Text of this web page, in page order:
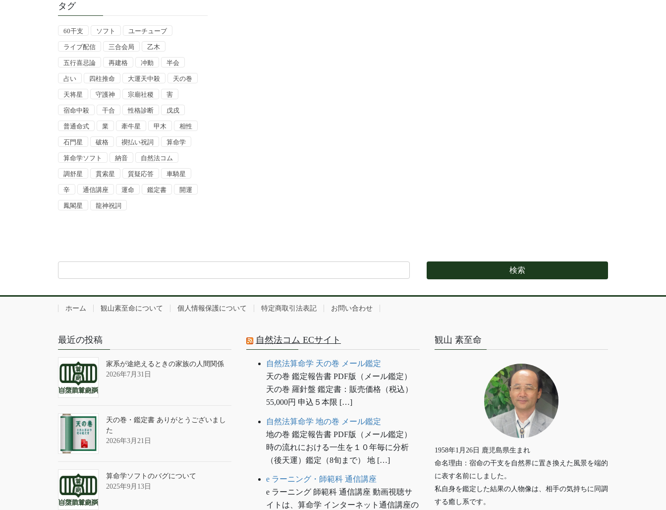
タグ
60干支 ソフト ユーチューブ
ライブ配信 三合会局 乙木
五行喜忌論 再建格 冲動 半会
占い 四柱推命 大運天中殺 天の巻
天将星 守護神 宗廟社稷 害
宿命中殺 干合 性格診断 戊戌
普通命式 業 牽牛星 甲木 相性
石門星 破格 禊払い祝詞 算命学
算命学ソフト 納音 自然法コム
調舒星 貫索星 質疑応答 車騎星
辛 通信講座 運命 鑑定書 開運
鳳閣星 龍神祝詞
ホーム 観山素至命について 個人情報保護について 特定商取引法表記 お問い合わせ
最近の投稿
家系が途絶えるときの家族の人間関係
2026年7月31日
天の巻・鑑定書 ありがとうございまし
た
2026年3月21日
算命学ソフトのバグについて
2025年9月13日
自然法コム ECサイト
自然法算命学 天の巻 メール鑑定
天の巻 鑑定報告書 PDF版（メール鑑定）
天の巻 羅針盤 鑑定書：販売価格（税込）
55,000円 申込５本限 […]
自然法算命学 地の巻 メール鑑定
地の巻 鑑定報告書 PDF版（メール鑑定）
時の流れにおける一生を１０年毎に分析
（後天運）鑑定（8旬まで） 地 […]
e ラーニング・師範科 通信講座
e ラーニング 師範科 通信講座 動画視聴サ
イトは、算命学 インターネット通信講座の
観山 素至命
1958年1月26日 鹿児島県生まれ
命名理由：宿命の干支を自然界に置き換えた風景を端的
に表す名前にしました。
私自身を鑑定した結果の人物像は、相手の気持ちに同調
する癒し系です。